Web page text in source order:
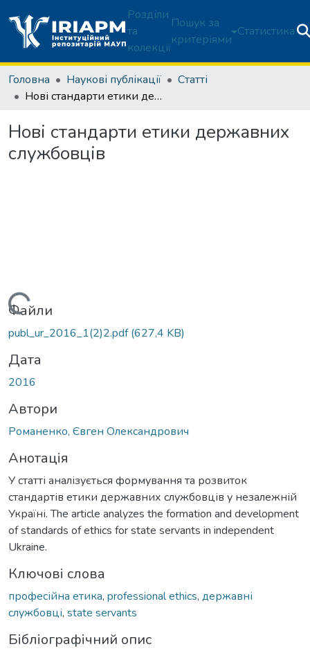
Розділи
та
колекції
Пошук за
критеріями
Статистика
Головна Наукові публікації
Статті
Нові стандарти етики державних службовців
Нові стандарти етики державних
службовців
Вантажиться...
Файли
publ_ur_2016_1(2)2.pdf(627,4 KB)
Дата
2016
Автори
Романенко, Євген Олександрович
Анотація
У статті аналізується формування та розвиток
стандартів етики державних службовців у незалежній
Україні. The article analyzes the formation and development
of standards of ethics for state servants in independent
Ukraine.
Ключові слова
професійна етика, professional ethics, державні
службовці, state servants
Бібліографічний опис